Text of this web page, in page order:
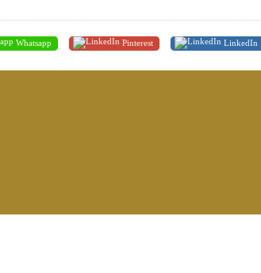
Whatsapp Pinterest LinkedIn